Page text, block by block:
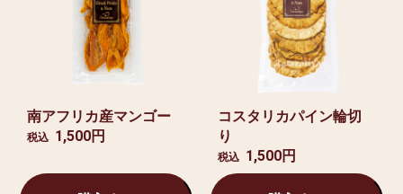
南アフリカ産マンゴー
税込 1,500円
コスタリカパイン輪切
り
税込 1,500円